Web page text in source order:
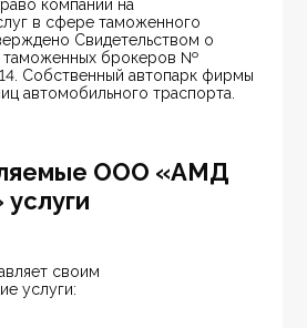
компании на
в сфере таможенного
Свидетельством о
таможенных брокеров №
Собственный автопарк фирмы
автомобильного траспорта.
ООО «АМД
своим
услуги: